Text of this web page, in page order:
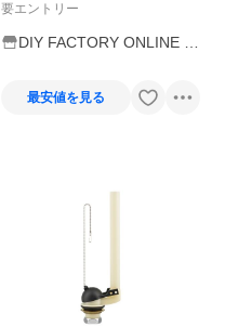
要エントリー
DIY FACTORY ONLINE S
最安値を見る